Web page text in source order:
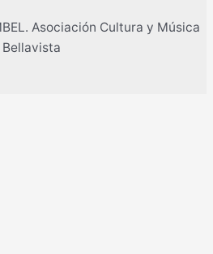
Asociación Cultura y Música
Bellavista